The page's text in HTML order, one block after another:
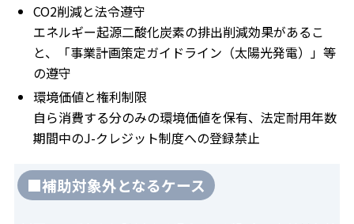
CO2削減と法令遵守
エネルギー起源二酸化炭素の排出削減効果があるこ
と、「事業計画策定ガイドライン（太陽光発電）」等
の遵守
環境価値と権利制限
自ら消費する分のみの環境価値を保有、法定耐用年数
期間中のJ-クレジット制度への登録禁止
■補助対象外となるケース